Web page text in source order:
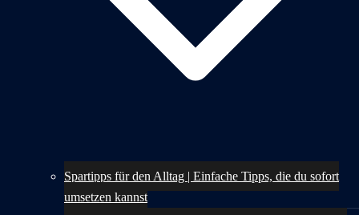
Spartipps für den Alltag | Einfache Tipps, die du sofort
umsetzen kannst